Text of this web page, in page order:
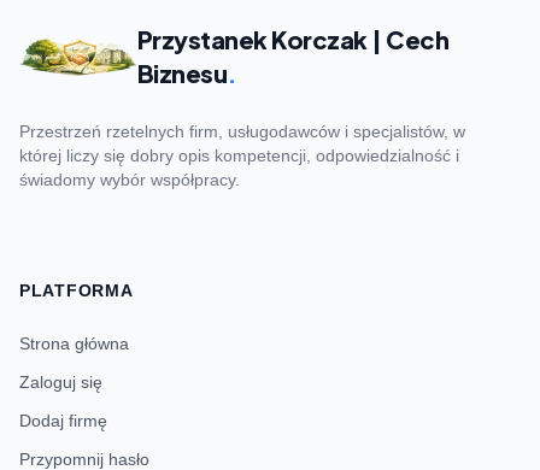
Przystanek Korczak | Cech
Biznesu.
Przestrzeń rzetelnych firm, usługodawców i specjalistów, w
której liczy się dobry opis kompetencji, odpowiedzialność i
świadomy wybór współpracy.
PLATFORMA
Strona główna
Zaloguj się
Dodaj firmę
Przypomnij hasło